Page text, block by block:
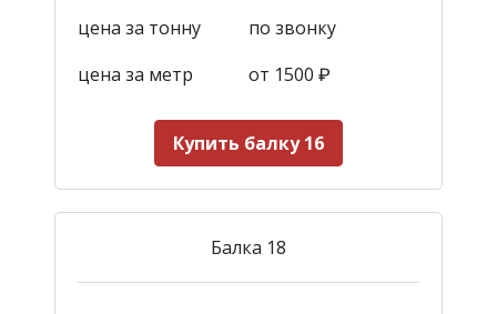
цена за тонну
по звонку
цена за метр
от 1500 ₽
Купить балку 16
Балка 18